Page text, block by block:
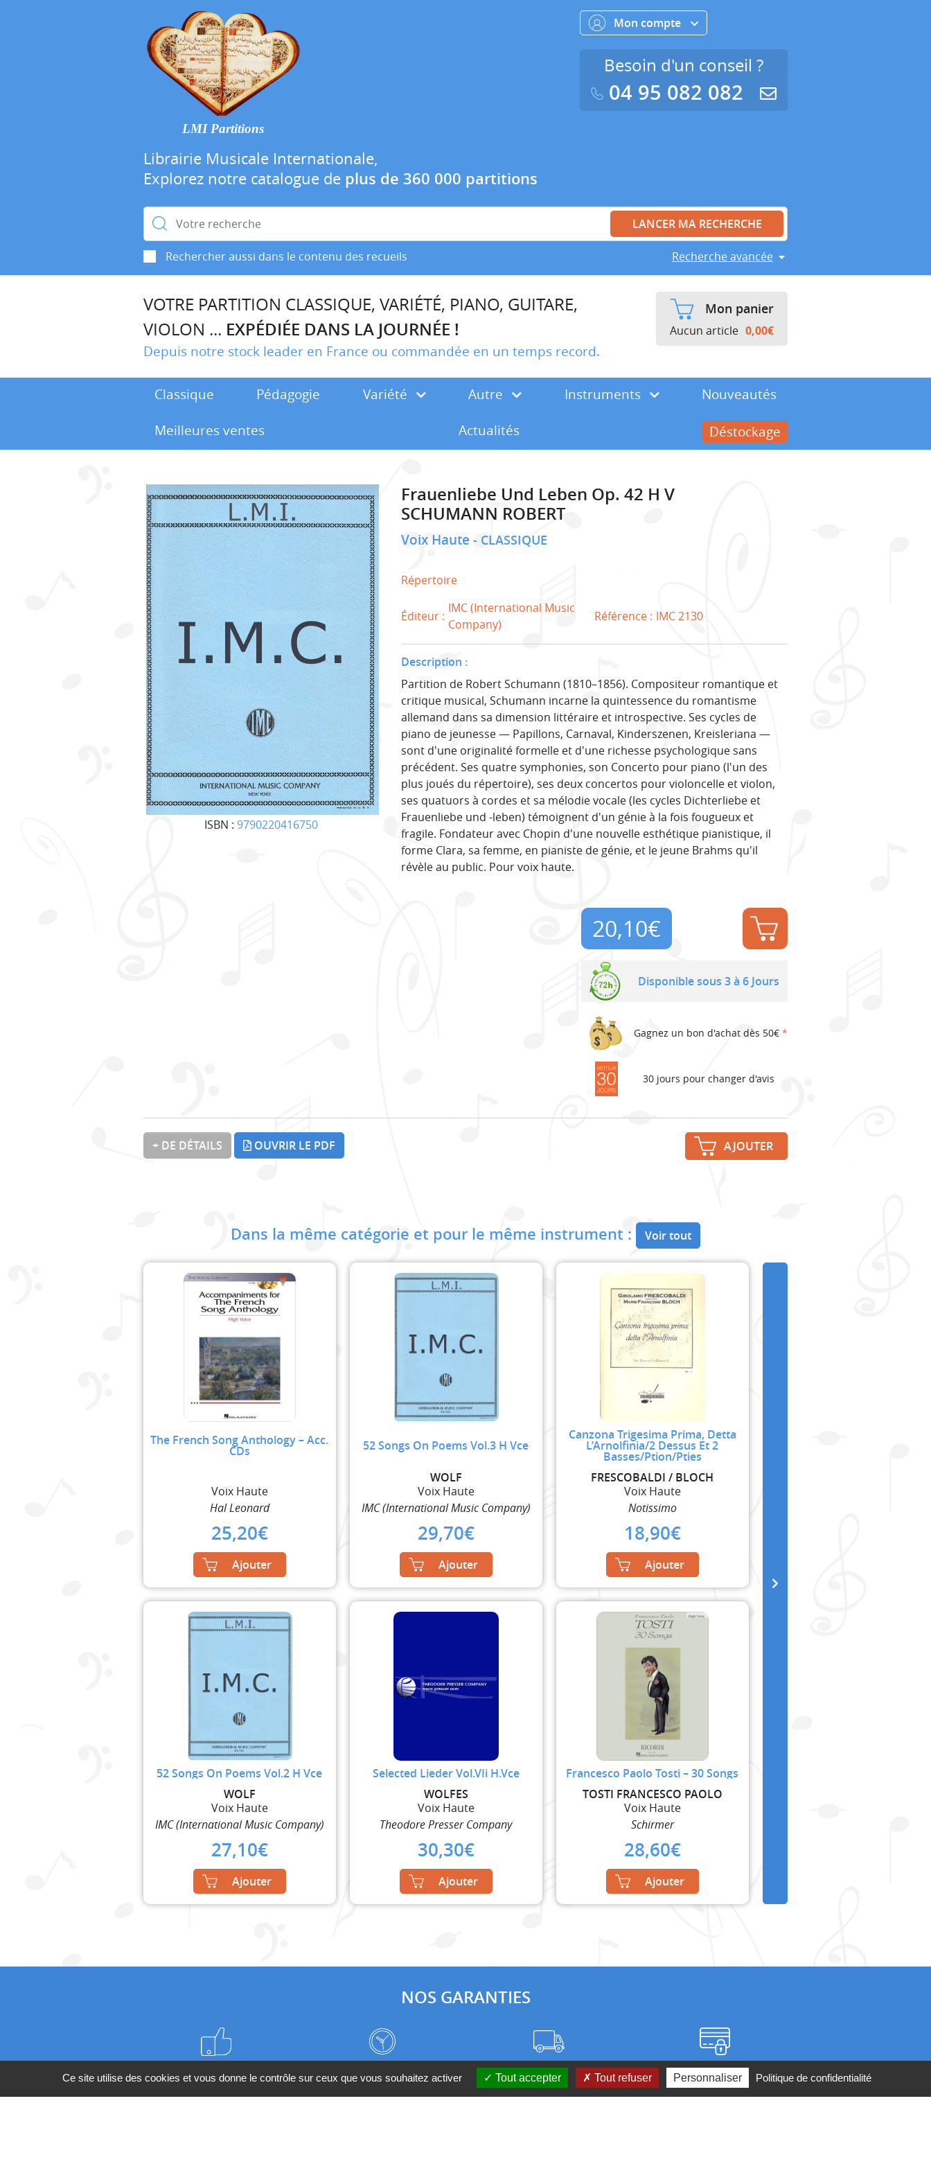
LMI Partitions
Librairie Musicale Internationale,
Explorez notre catalogue de plus de 360 000 partitions
Rechercher :
Rechercher aussi dans le contenu des recueils Recherche avancée
Mon compte
Besoin d'un conseil ?
04 95 082 082
VOTRE PARTITION CLASSIQUE, VARIÉTÉ, PIANO, GUITARE,
VIOLON ... EXPÉDIÉE DANS LA JOURNÉE !
Depuis notre stock leader en France ou commandée en un temps record.
Mon panier
Aucun article 0,00€
Classique Pédagogie Variété Autre Instruments
Nouveautés
Meilleures ventes
Actualités Déstockage
ISBN : 9790220416750
Frauenliebe Und Leben Op. 42 H V
SCHUMANN ROBERT
Voix Haute CLASSIQUE
Répertoire
Éditeur :
IMC (International Music
Company)
Référence : IMC 2130
Description :
Partition de Robert Schumann (1810–1856). Compositeur romantique et
critique musical, Schumann incarne la quintessence du romantisme
allemand dans sa dimension littéraire et introspective. Ses cycles de
piano de jeunesse — Papillons, Carnaval, Kinderszenen, Kreisleriana —
sont d'une originalité formelle et d'une richesse psychologique sans
précédent. Ses quatre symphonies, son Concerto pour piano (l'un des
plus joués du répertoire), ses deux concertos pour violoncelle et violon,
ses quatuors à cordes et sa mélodie vocale (les cycles Dichterliebe et
Frauenliebe und -leben) témoignent d'un génie à la fois fougueux et
fragile. Fondateur avec Chopin d'une nouvelle esthétique pianistique, il
forme Clara, sa femme, en pianiste de génie, et le jeune Brahms qu'il
révèle au public. Pour voix haute.
20,10€
Disponible sous 3 à 6 Jours
Gagnez un bon d'achat dès 50€ *
30 jours pour changer d'avis
+ DE DÉTAILS OUVRIR LE PDF AJOUTER
Dans la même catégorie et pour le même instrument : Voir tout
The French Song Anthology – Acc.
CDs
Voix Haute
Hal Leonard
25,20€
Ajouter
52 Songs On Poems Vol.3 H Vce
WOLF
Voix Haute
IMC (International Music Company)
29,70€
Ajouter
Canzona Trigesima Prima, Detta
L’Arnolfinia/2 Dessus Et 2
Basses/Ption/Pties
FRESCOBALDI / BLOCH
Voix Haute
Notissimo
18,90€
Ajouter
52 Songs On Poems Vol.2 H Vce
WOLF
Voix Haute
IMC (International Music Company)
27,10€
Ajouter
Selected Lieder Vol.VIi H.Vce
WOLFES
Voix Haute
Theodore Presser Company
30,30€
Ajouter
Francesco Paolo Tosti – 30 Songs
TOSTI FRANCESCO PAOLO
Voix Haute
Schirmer
28,60€
Ajouter
NOS GARANTIES
Meilleurs prix du web Frais de port à prix coûtant Paiement sécurisé
Ce site utilise des cookies et vous donne le contrôle sur ceux que vous souhaitez activer Tout accepter Tout refuser Personnaliser Politique de confidentialité